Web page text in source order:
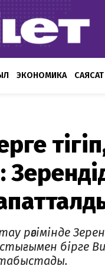
ЭКОНОМИКА САЯСАТ
рәсімінде
бірге